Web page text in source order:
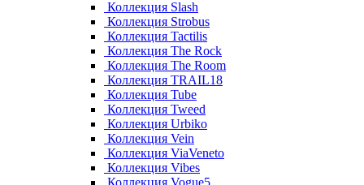
Коллекция Slash
Коллекция Strobus
Коллекция Tactilis
Коллекция The Rock
Коллекция The Room
Коллекция TRAIL18
Коллекция Tube
Коллекция Tweed
Коллекция Urbiko
Коллекция Vein
Коллекция ViaVeneto
Коллекция Vibes
Коллекция Vogue5